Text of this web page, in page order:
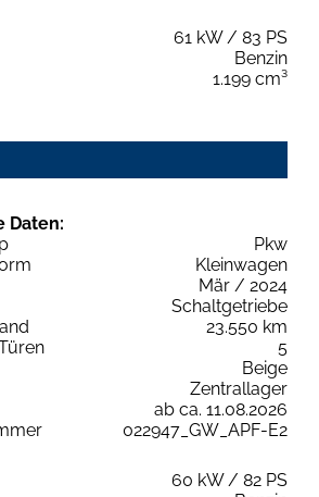
61 kW / 83 PS
Benzin
1.199 cm³
Daten:
Pkw
Kleinwagen
Mär / 2024
Schaltgetriebe
23.550 km
5
Beige
Zentrallager
ab ca. 11.08.2026
022947_GW_APF-E2
60 kW / 82 PS